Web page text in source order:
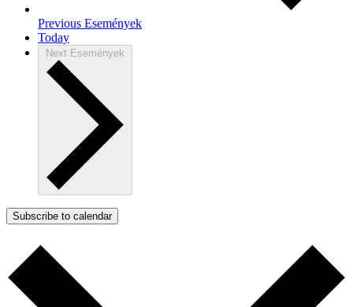
Previous Események
Today
Next Események
Subscribe to calendar